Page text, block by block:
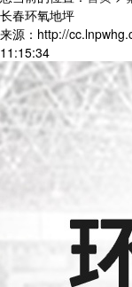
长春环氧地坪
来源：http://
11:15:34